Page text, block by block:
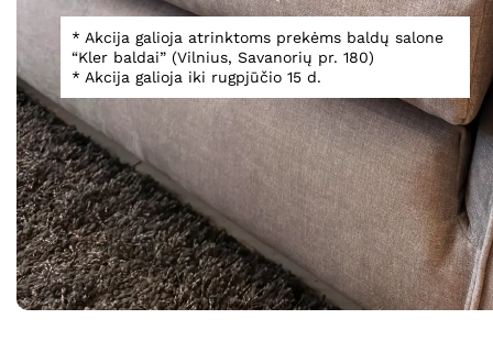
* Akcija galioja atrinktoms prekėms baldų salone
“Kler baldai” (Vilnius, Savanorių pr. 180)
* Akcija galioja iki rugpjūčio 15 d.
Spustelėkite, norėdami padidinti